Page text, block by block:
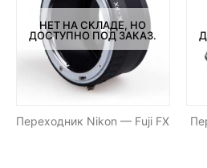
НЕТ НА СКЛАДЕ, НО
ДОСТУПНО ПОД ЗАКАЗ.
Переходник Nikon — Fuji FX